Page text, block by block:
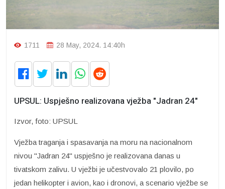
1711 28 May, 2024. 14:40h
UPSUL: Uspješno realizovana vježba "Jadran 24"
Izvor, foto: UPSUL
Vježba traganja i spasavanja na moru na nacionalnom
nivou "Jadran 24" uspješno je realizovana danas u
tivatskom zalivu. U vježbi je učestvovalo 21 plovilo, po
jedan helikopter i avion, kao i dronovi, a scenario vježbe se